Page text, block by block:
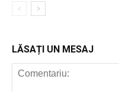
LĂSAȚI UN MESAJ